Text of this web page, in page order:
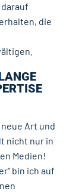
die
Art und
nicht nur in
Medien!
bin ich auf